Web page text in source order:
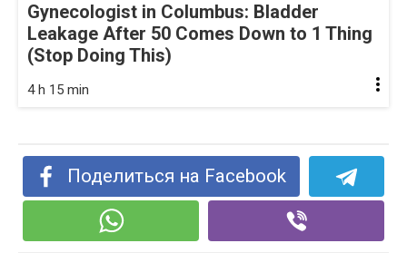
Gynecologist in Columbus: Bladder
Leakage After 50 Comes Down to 1 Thing
(Stop Doing This)
4 h 15 min
Поделиться на Facebook